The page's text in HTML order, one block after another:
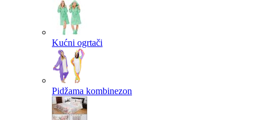
Kućni ogrtači
Pidžama kombinezon